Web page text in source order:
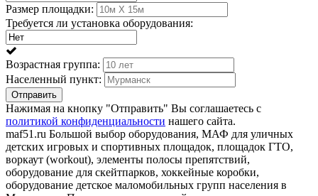
Размер площадки:
Требуется ли установка оборудования:
Возрастная группа:
Населенный пункт:
Отправить
Нажимая на кнопку "Отправить" Вы соглашаетесь с
политикой конфиденциальности нашего сайта.
maf51.ru Большой выбор оборудования, МАФ для уличных
детских игровых и спортивных площадок, площадок ГТО,
воркаут (workout), элементы полосы препятствий,
оборудование для скейтпарков, хоккейные коробки,
оборудование детское маломобильных групп населения в